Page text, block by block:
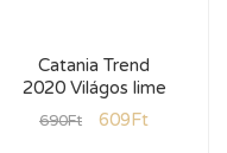
Catania Trend
2020 Világos lime
690Ft 609Ft